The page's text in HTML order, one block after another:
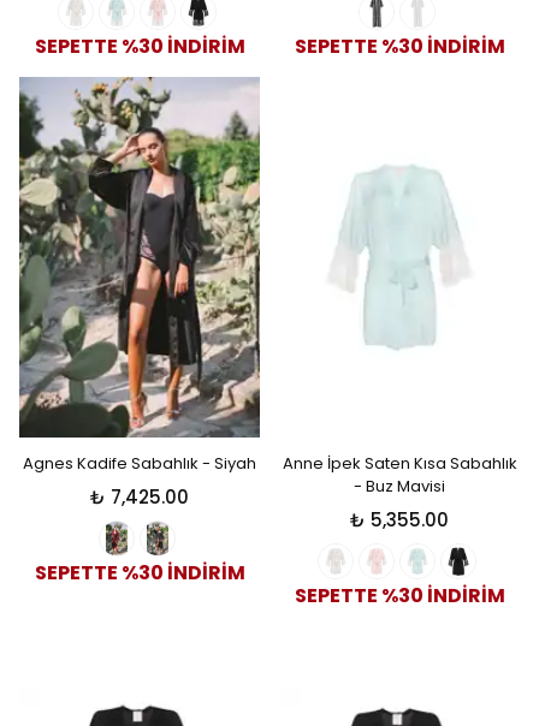
SEPETTE %30 İNDİRİM SEPETTE %30 İNDİRİM
Agnes Kadife Sabahlık - Siyah
₺ 7,425.00
SEPETTE %30 İNDİRİM
Anne İpek Saten Kısa Sabahlık
- Buz Mavisi
₺ 5,355.00
SEPETTE %30 İNDİRİM